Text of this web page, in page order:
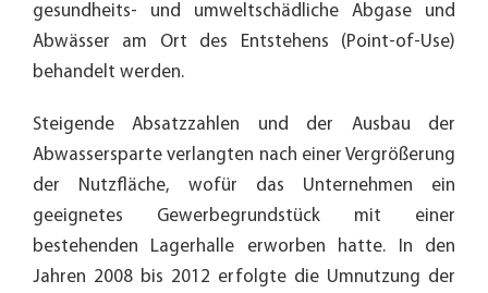
gesundheits- und umweltschädliche Abgase und
Abwässer am Ort des Entstehens (Point-of-Use)
behandelt werden.
Steigende Absatzzahlen und der Ausbau der
Abwassersparte verlangten nach einer Vergrößerung
der Nutzfläche, wofür das Unternehmen ein
geeignetes Gewerbegrundstück mit einer
bestehenden Lagerhalle erworben hatte. In den
Jahren 2008 bis 2012 erfolgte die Umnutzung der